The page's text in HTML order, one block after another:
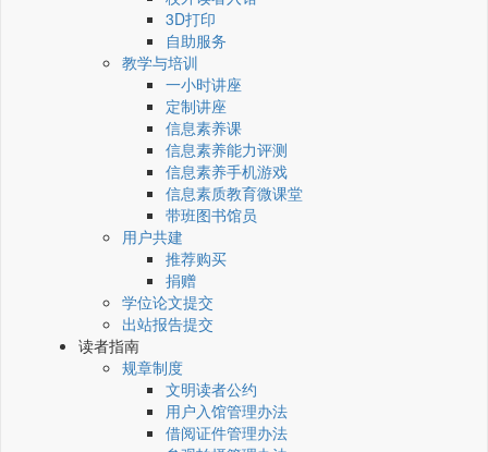
3D打印
自助服务
教学与培训
一小时讲座
定制讲座
信息素养课
信息素养能力评测
信息素养手机游戏
信息素质教育微课堂
带班图书馆员
用户共建
推荐购买
捐赠
学位论文提交
出站报告提交
读者指南
规章制度
文明读者公约
用户入馆管理办法
借阅证件管理办法